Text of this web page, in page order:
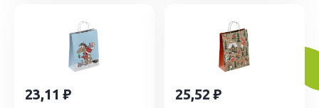
23,11 25,52